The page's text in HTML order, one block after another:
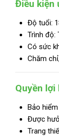
Điều kiện
Độ tuổi:
Trình độ:
Có sức
Chăm
Quyền
Bảo
Được
Trang